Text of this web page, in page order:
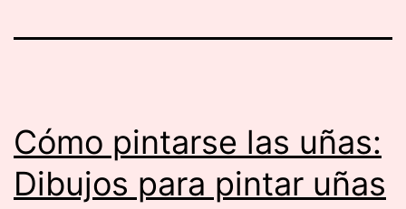
Cómo pintarse las uñas:
Dibujos para pintar uñas